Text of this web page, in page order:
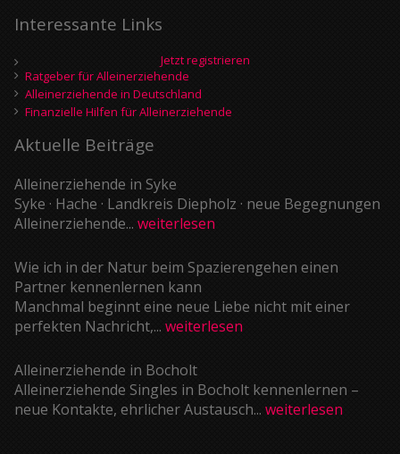
Interessante Links
Jetzt registrieren
Ratgeber für Alleinerziehende
Alleinerziehende in Deutschland
Finanzielle Hilfen für Alleinerziehende
Aktuelle Beiträge
Alleinerziehende in Syke
Syke · Hache · Landkreis Diepholz · neue Begegnungen
Alleinerziehende... weiterlesen
Wie ich in der Natur beim Spazierengehen einen
Partner kennenlernen kann
Manchmal beginnt eine neue Liebe nicht mit einer
perfekten Nachricht,... weiterlesen
Alleinerziehende in Bocholt
Alleinerziehende Singles in Bocholt kennenlernen –
neue Kontakte, ehrlicher Austausch... weiterlesen